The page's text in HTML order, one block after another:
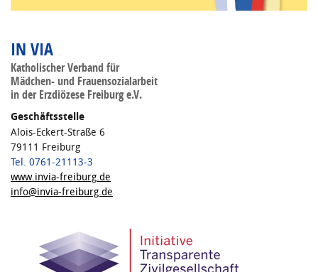
IN VIA
Katholischer Verband für
Mädchen- und Frauensozialarbeit
in der Erzdiözese Freiburg e.V.
Geschäftsstelle
Alois-Eckert-Straße 6
79111 Freiburg
Tel. 0761-21113-3
www.invia-freiburg.de
info@invia-freiburg.de